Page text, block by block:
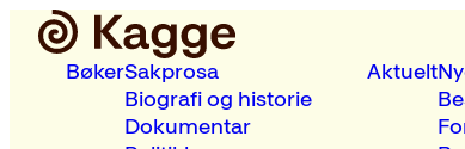
BøkerSakprosa
Biografi og historie
Dokumentar
Aktuelt